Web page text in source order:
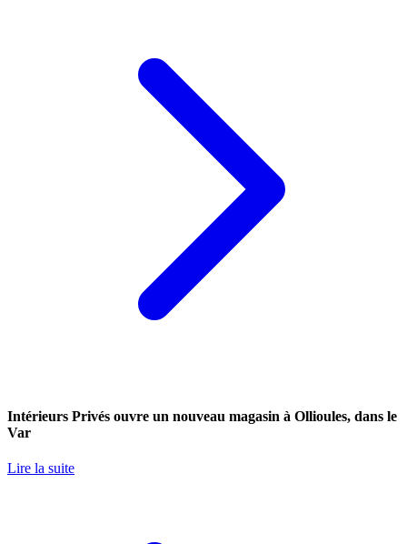
Intérieurs Privés ouvre un nouveau magasin à Ollioules, dans le
Var
Lire la suite